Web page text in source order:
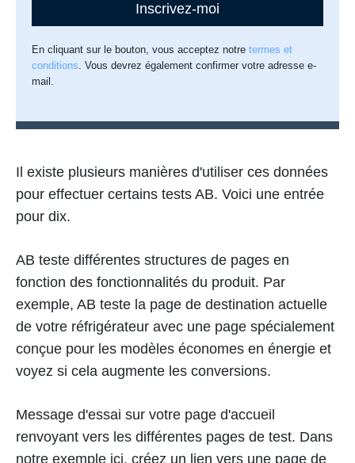
Inscrivez-moi
En cliquant sur le bouton, vous acceptez notretermes et
conditions. Vous devrez également confirmer votre adresse e-
mail.
Il existe plusieurs manières d'utiliser ces données
pour effectuer certains tests AB. Voici une entrée
pour dix.
AB teste différentes structures de pages en
fonction des fonctionnalités du produit. Par
exemple, AB teste la page de destination actuelle
de votre réfrigérateur avec une page spécialement
conçue pour les modèles économes en énergie et
voyez si cela augmente les conversions.
Message d'essai sur votre page d'accueil
renvoyant vers les différentes pages de test. Dans
notre exemple ici, créez un lien vers une page de